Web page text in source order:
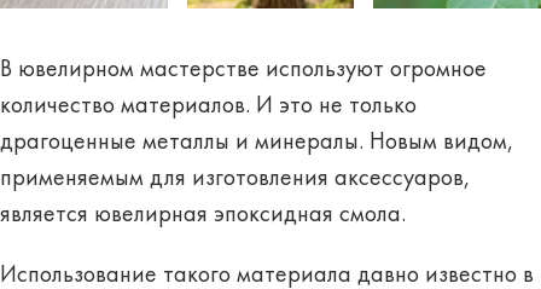
В ювелирном мастерстве используют огромное
количество материалов. И это не только
драгоценные металлы и минералы. Новым видом,
применяемым для изготовления аксессуаров,
является ювелирная эпоксидная смола.
Использование такого материала давно известно в